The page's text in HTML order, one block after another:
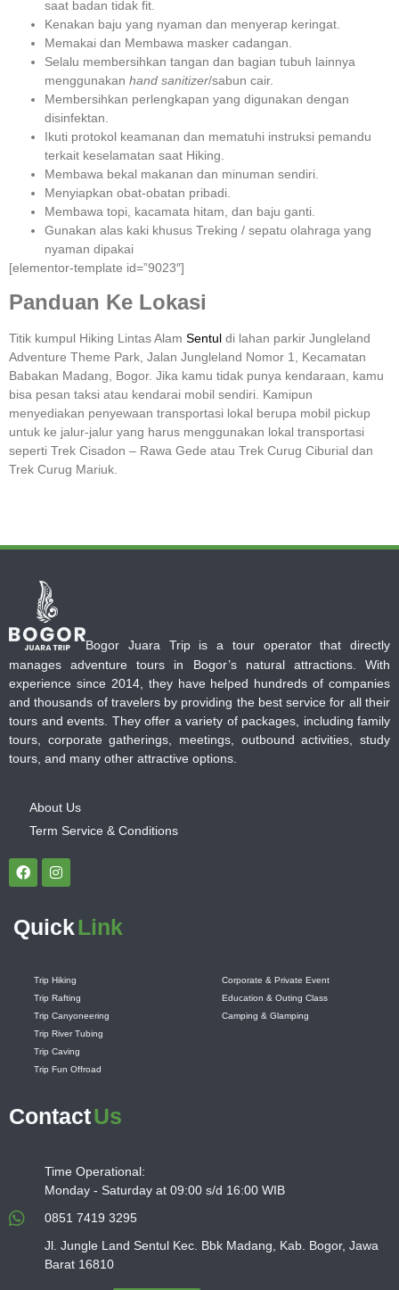
saat badan tidak fit.
Kenakan baju yang nyaman dan menyerap keringat.
Memakai dan Membawa masker cadangan.
Selalu membersihkan tangan dan bagian tubuh lainnya
menggunakan hand sanitizer/sabun cair.
Membersihkan perlengkapan yang digunakan dengan
disinfektan.
Ikuti protokol keamanan dan mematuhi instruksi pemandu
terkait keselamatan saat Hiking.
Membawa bekal makanan dan minuman sendiri.
Menyiapkan obat-obatan pribadi.
Membawa topi, kacamata hitam, dan baju ganti.
Gunakan alas kaki khusus Treking / sepatu olahraga yang
nyaman dipakai
[elementor-template id=”9023″]
Panduan Ke Lokasi
Titik kumpul Hiking Lintas Alam Sentul di lahan parkir Jungleland
Adventure Theme Park, Jalan Jungleland Nomor 1, Kecamatan
Babakan Madang, Bogor. Jika kamu tidak punya kendaraan, kamu
bisa pesan taksi atau kendarai mobil sendiri. Kamipun
menyediakan penyewaan transportasi lokal berupa mobil pickup
untuk ke jalur-jalur yang harus menggunakan lokal transportasi
seperti Trek Cisadon – Rawa Gede atau Trek Curug Ciburial dan
Trek Curug Mariuk.
Bogor Juara Trip is a tour operator that directly
manages adventure tours in Bogor’s natural attractions. With
experience since 2014, they have helped hundreds of companies
and thousands of travelers by providing the best service for all their
tours and events. They offer a variety of packages, including family
tours, corporate gatherings, meetings, outbound activities, study
tours, and many other attractive options.
About Us
Term Service & Conditions
QuickLink
Trip Hiking
Trip Rafting
Trip Canyoneering
Trip River Tubing
Trip Caving
Trip Fun Offroad
Corporate & Private Event
Education & Outing Class
Camping & Glamping
ContactUs
Time Operational:
Monday - Saturday at 09:00 s/d 16:00 WIB
0851 7419 3295
Jl. Jungle Land Sentul Kec. Bbk Madang, Kab. Bogor, Jawa
Barat 16810